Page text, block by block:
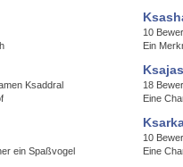
10
Ein
Ksaddral
18
Eine
ein Spaßvogel
10
Eine